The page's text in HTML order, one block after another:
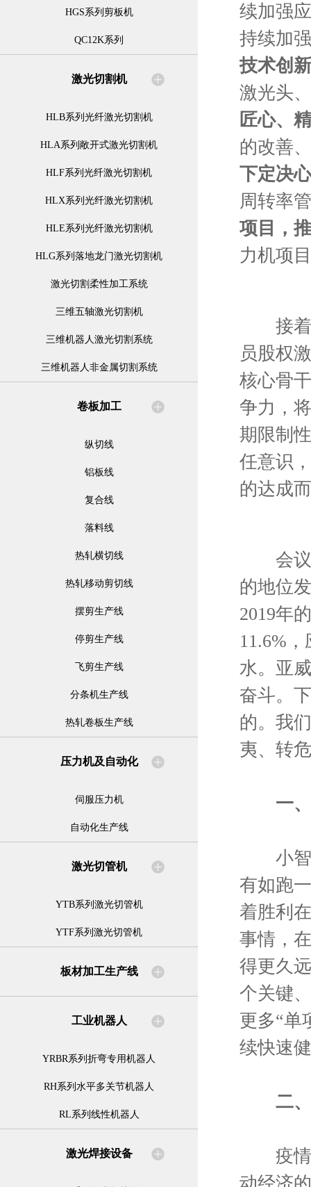
HGS系列剪板机
QC12K系列
激光切割机
HLB系列光纤激光切割机
HLA系列敞开式激光切割机
HLF系列光纤激光切割机
HLX系列光纤激光切割机
HLE系列光纤激光切割机
HLG系列落地龙门激光切割机
激光切割柔性加工系统
三维五轴激光切割机
三维机器人激光切割系统
三维机器人非金属切割系统
卷板加工
纵切线
铝板线
复合线
落料线
热轧横切线
热轧移动剪切线
摆剪生产线
停剪生产线
飞剪生产线
分条机生产线
热轧卷板生产线
压力机及自动化
伺服压力机
自动化生产线
激光切管机
YTB系列激光切管机
YTF系列激光切管机
板材加工生产线
工业机器人
YRBR系列折弯专用机器人
RH系列水平多关节机器人
RL系列线性机器人
激光焊接设备
续加强
持续加
技术创
激光头
匠心、
的改善
下定决
周转率
项目，
力机项
接着
员股权
核心骨
争力，
期限制
任意识
的达成
会议
的地位
2019年
11.6%
水。亚
奋斗。
的。我
夷、转
一
小智
有如跑
着胜利
事情，
得更久
个关键
更多“单
续快速
二
疫情
动经济